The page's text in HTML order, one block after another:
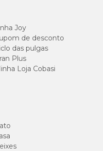
Joy
de desconto
das pulgas
Plus
Loja Cobasi